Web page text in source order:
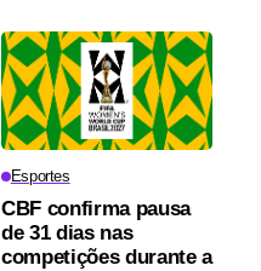
Esportes
CBF confirma pausa
de 31 dias nas
competições durante a